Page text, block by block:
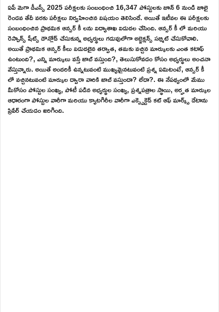
ఏపీ మెగా డీఎస్సీ 2025 పరీక్షలకు సంబంధించి 16,347 పోస్టులకు జూన్ 6 నుండి జూలై
రెండవ తేదీ వరకు పరీక్షలు నిర్వహించిన విషయం తెలిసిందే. అయితే ఇటీవల ఈ పరీక్షలకు
సంబంధించిన ప్రాథమిక ఆన్సర్ కీ లను విద్యాశాఖ విడుదల చేసింది. ఆన్సర్ కీ లో మరియు
రెస్పాన్స్ షీట్స్ డౌన్లోడ్ చేసుకున్న అభ్యర్థులు గడువులోగా అబ్జెక్షన్స్ సబ్మిట్ చేసుకోవాలి.
అయితే ప్రాథమిక ఆన్సర్ కీలు విడుదలైన తర్వాత, తమకు వచ్చిన మార్కులకు ఎంత కటాఫ్
ఉంటుంది?, ఎన్ని మార్కులు వస్తే జాబ్ వస్తుంది?, తెలుసుకోవడం కోసం అభ్యర్థులు అంచనా
వేస్తున్నారు. అయితే అందరికీ ఉన్నటువంటి ముఖ్యమైనటువంటి ప్రశ్న ఏమిటంటే, ఆన్సర్ కీ
లో వచ్చినటువంటి మార్కుల ద్వారా వారికి జాబ్ వస్తుందా? లేదా?. ఈ నేపథ్యంలో మేము
మీకోసం పోస్టుల సంఖ్య, పోటీ పడిన అభ్యర్థుల సంఖ్య, ప్రశ్నపత్రాల స్థాయి, అర్హత మార్కుల
ఆధారంగా పోస్టుల వారీగా మరియు క్యాటగిరీల వారీగా ఎక్స్పెక్టెడ్ కట్ ఆఫ్ మార్క్స్ డేటాను
ప్రిపేర్ చేయడం జరిగింది.